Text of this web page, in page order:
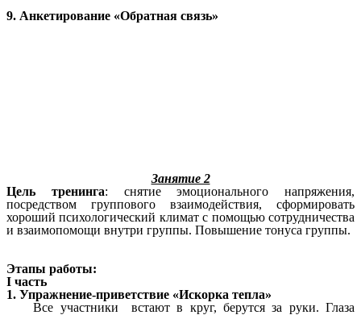
9. Анкетирование «Обратная связь»
Занятие 2
Цель тренинга: снятие эмоционального напряжения,
посредством группового взаимодействия, сформировать
хороший психологический климат с помощью сотрудничества
и взаимопомощи внутри группы. Повышение тонуса группы.
Этапы работы:
I часть
1. Упражнение-приветствие «Искорка тепла»
Все участники встают в круг, берутся за руки. Глаза